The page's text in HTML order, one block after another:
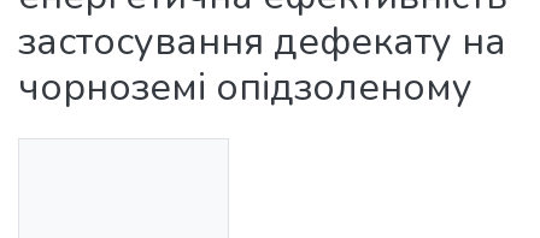
застосування дефекату на
чорноземі опідзоленому